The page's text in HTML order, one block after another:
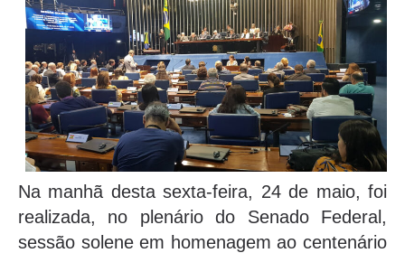
Na manhã desta sexta-feira, 24 de maio, foi
realizada, no plenário do Senado Federal,
sessão solene em homenagem ao centenário